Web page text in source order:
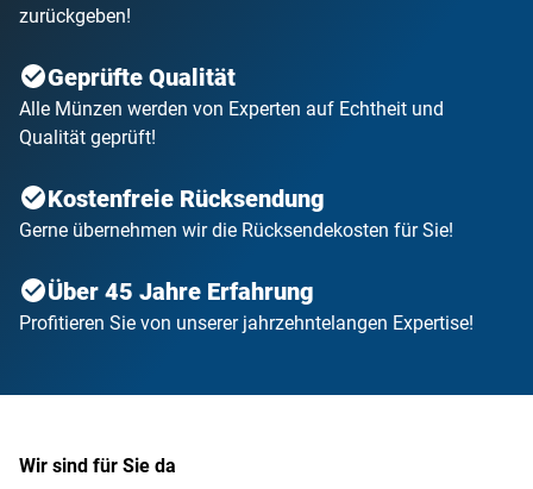
zurückgeben!
Geprüfte Qualität
Alle Münzen werden von Experten auf Echtheit und
Qualität geprüft!
Kostenfreie Rücksendung
Gerne übernehmen wir die Rücksendekosten für Sie!
Über 45 Jahre Erfahrung
Profitieren Sie von unserer jahrzehntelangen Expertise!
Wir sind für Sie da